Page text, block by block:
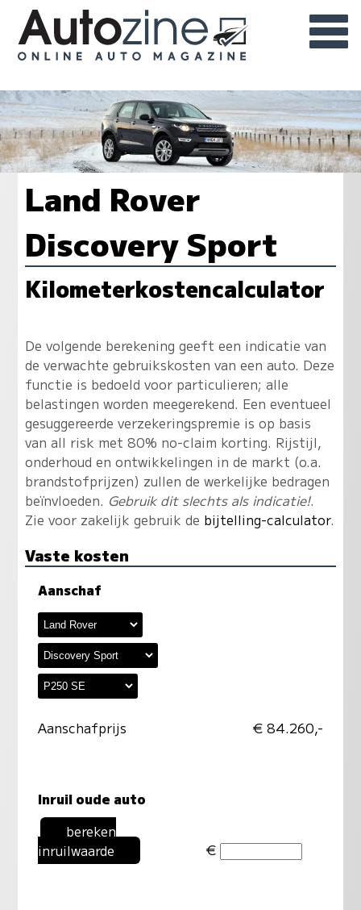
Land Rover
Discovery Sport
Kilometerkostencalculator
De volgende berekening geeft een indicatie van
de verwachte gebruikskosten van een auto. Deze
functie is bedoeld voor particulieren; alle
belastingen worden meegerekend. Een eventueel
gesuggereerde verzekeringspremie is op basis
van all risk met 80% no-claim korting. Rijstijl,
onderhoud en ontwikkelingen in de markt (o.a.
brandstofprijzen) zullen de werkelijke bedragen
beïnvloeden. Gebruik dit slechts als indicatie!.
Zie voor zakelijk gebruik de bijtelling-calculator.
Vaste kosten
Aanschaf
Aanschafprijs € 84.260,-
Inruil oude auto
bereken
inruilwaarde
€